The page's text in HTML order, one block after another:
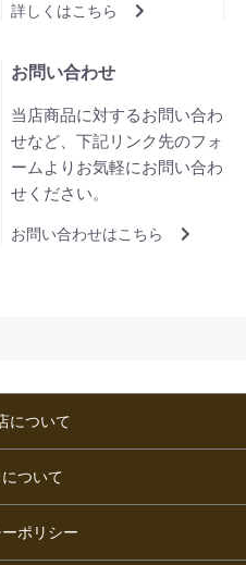
詳しくはこちら
お問い合わせ
当店商品に対するお問い合わ
せなど、下記リンク先のフォ
ームよりお気軽にお問い合わ
せください。
お問い合わせはこちら
について
ついて
ポリシー